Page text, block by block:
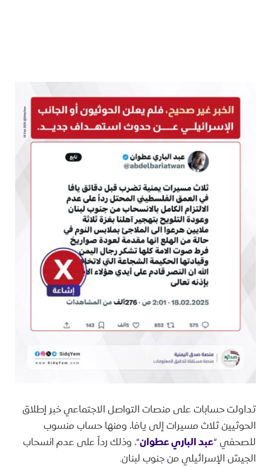
تداولت حسابات على منصات التواصل الاجتماعي خبر إطلاق
الحوثيين ثلاث مسيرات إلى يافا، ومنها حساب منسوب
للصحفي “عبد الباري عطوان“، وذلك رداً على عدم انسحاب
الجيش الإسرائيلي من جنوب لبنان.